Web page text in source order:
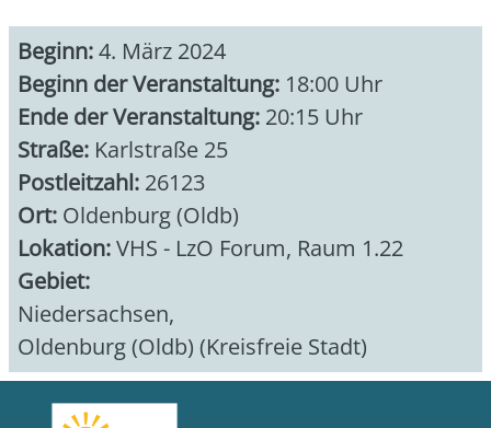
Beginn:4. März 2024
Beginn der Veranstaltung: 18:00 Uhr
Ende der Veranstaltung: 20:15 Uhr
Straße: Karlstraße 25
Postleitzahl: 26123
Ort: Oldenburg (Oldb)
Lokation:VHS - LzO Forum, Raum 1.22
Gebiet:
Niedersachsen,
Oldenburg (Oldb) (Kreisfreie Stadt)